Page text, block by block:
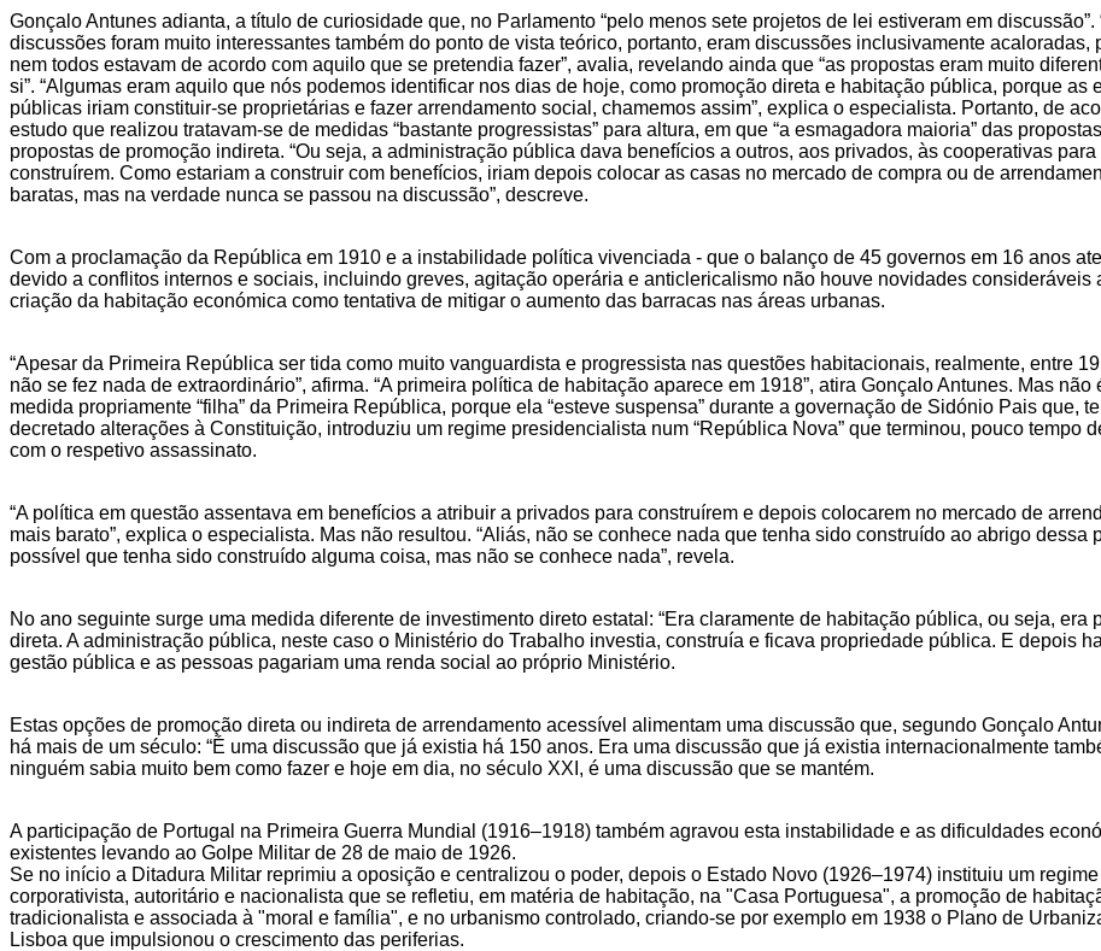
Gonçalo Antunes adianta, a título de curiosidade que, no Parlamento “pelo menos sete projetos de lei estiveram em discussão”.
discussões foram muito interessantes também do ponto de vista teórico, portanto, eram discussões inclusivamente acaloradas,
nem todos estavam de acordo com aquilo que se pretendia fazer”, avalia, revelando ainda que “as propostas eram muito
si”. “Algumas eram aquilo que nós podemos identificar nos dias de hoje, como promoção direta e habitação pública, porque as
públicas iriam constituir-se proprietárias e fazer arrendamento social, chamemos assim”, explica o especialista. Portanto, de
estudo que realizou tratavam-se de medidas “bastante progressistas” para altura, em que “a esmagadora maioria” das
propostas de promoção indireta. “Ou seja, a administração pública dava benefícios a outros, aos privados, às cooperativas para
construírem. Como estariam a construir com benefícios, iriam depois colocar as casas no mercado de compra ou de
baratas, mas na verdade nunca se passou na discussão”, descreve.
Com a proclamação da República em 1910 e a instabilidade política vivenciada - que o balanço de 45 governos em 16 anos
devido a conflitos internos e sociais, incluindo greves, agitação operária e anticlericalismo não houve novidades consideráveis
criação da habitação económica como tentativa de mitigar o aumento das barracas nas áreas urbanas.
“Apesar da Primeira República ser tida como muito vanguardista e progressista nas questões habitacionais, realmente, entre
não se fez nada de extraordinário”, afirma. “A primeira política de habitação aparece em 1918”, atira Gonçalo Antunes. Mas não
medida propriamente “filha” da Primeira República, porque ela “esteve suspensa” durante a governação de Sidónio Pais que,
decretado alterações à Constituição, introduziu um regime presidencialista num “República Nova” que terminou, pouco tempo
com o respetivo assassinato.
“A política em questão assentava em benefícios a atribuir a privados para construírem e depois colocarem no mercado de
mais barato”, explica o especialista. Mas não resultou. “Aliás, não se conhece nada que tenha sido construído ao abrigo dessa
possível que tenha sido construído alguma coisa, mas não se conhece nada”, revela.
No ano seguinte surge uma medida diferente de investimento direto estatal: “Era claramente de habitação pública, ou seja, era
direta. A administração pública, neste caso o Ministério do Trabalho investia, construía e ficava propriedade pública. E depois
gestão pública e as pessoas pagariam uma renda social ao próprio Ministério.
Estas opções de promoção direta ou indireta de arrendamento acessível alimentam uma discussão que, segundo Gonçalo
há mais de um século: “É uma discussão que já existia há 150 anos. Era uma discussão que já existia internacionalmente
ninguém sabia muito bem como fazer e hoje em dia, no século XXI, é uma discussão que se mantém.
A participação de Portugal na Primeira Guerra Mundial (1916–1918) também agravou esta instabilidade e as dificuldades
existentes levando ao Golpe Militar de 28 de maio de 1926.
Se no início a Ditadura Militar reprimiu a oposição e centralizou o poder, depois o Estado Novo (1926–1974) instituiu um regime
corporativista, autoritário e nacionalista que se refletiu, em matéria de habitação, na "Casa Portuguesa", a promoção de
tradicionalista e associada à "moral e família", e no urbanismo controlado, criando-se por exemplo em 1938 o Plano de
Lisboa que impulsionou o crescimento das periferias.